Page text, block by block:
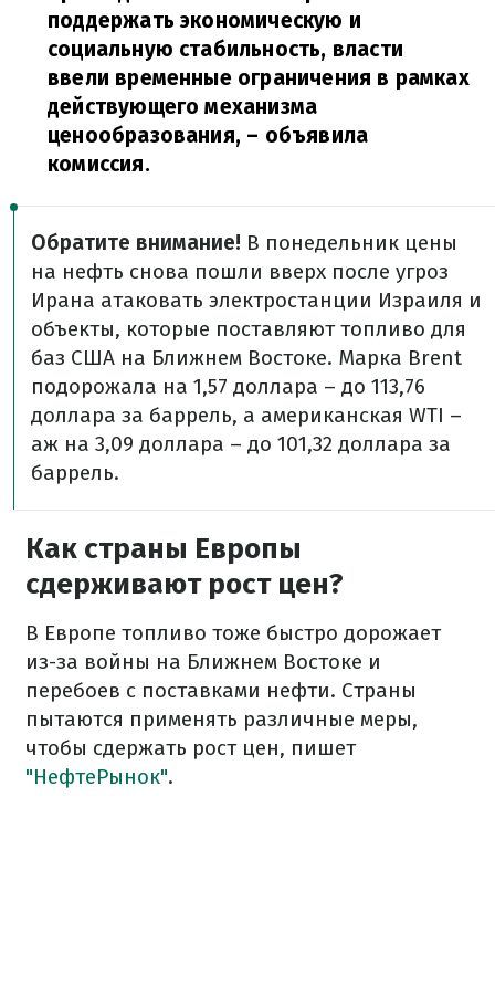
поддержать экономическую и
социальную стабильность, власти
ввели временные ограничения в рамках
действующего механизма
ценообразования, – объявила
комиссия.
Обратите внимание! В понедельник цены
на нефть снова пошли вверх после угроз
Ирана атаковать электростанции Израиля и
объекты, которые поставляют топливо для
баз США на Ближнем Востоке. Марка Brent
подорожала на 1,57 доллара – до 113,76
доллара за баррель, а американская WTI –
аж на 3,09 доллара – до 101,32 доллара за
баррель.
Как страны Европы
сдерживают рост цен?
В Европе топливо тоже быстро дорожает
из-за войны на Ближнем Востоке и
перебоев с поставками нефти. Страны
пытаются применять различные меры,
чтобы сдержать рост цен, пишет
"НефтеРынок".